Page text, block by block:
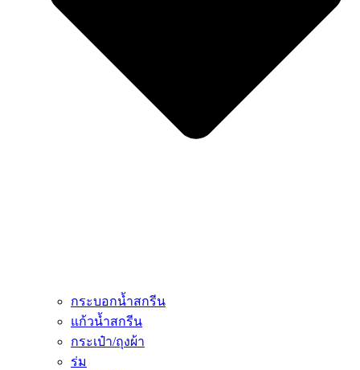
กระบอกน้ำสกรีน
แก้วน้ำสกรีน
กระเป๋า/ถุงผ้า
ร่ม